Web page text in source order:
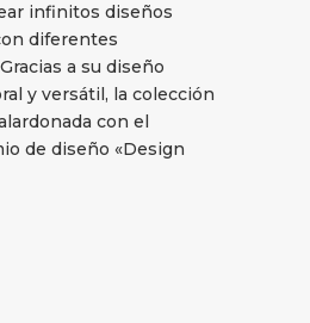
infinitos diseños
diferentes
a su diseño
y versátil, la colección
con el
de diseño «Design